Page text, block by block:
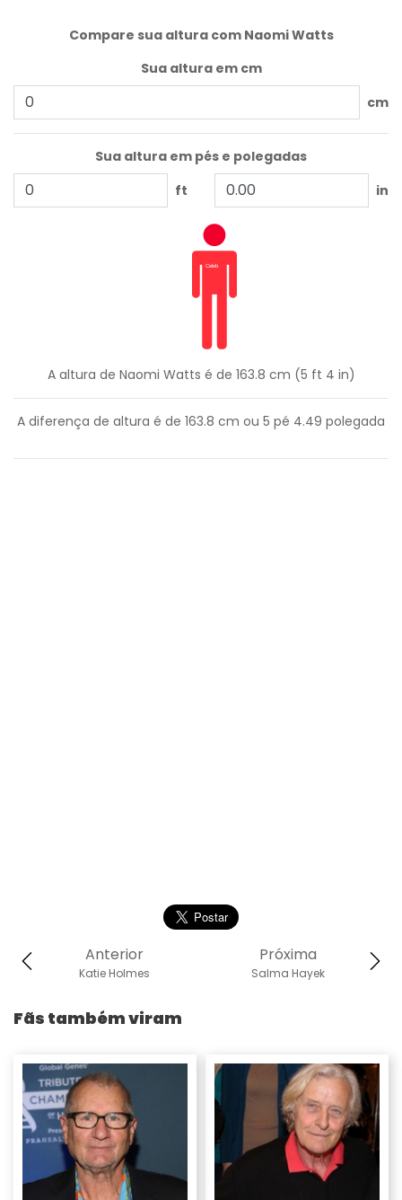
Compare sua altura com Naomi Watts
Sua altura em cm
cm
Sua altura em pés e polegadas
ft
in
A altura de Naomi Watts é de 163.8 cm (5 ft 4 in)
A diferença de altura é de 163.8 cm ou 5 pé 4.49 polegada
Próxima
Salma Hayek
Anterior
Katie Holmes
Fãs também viram